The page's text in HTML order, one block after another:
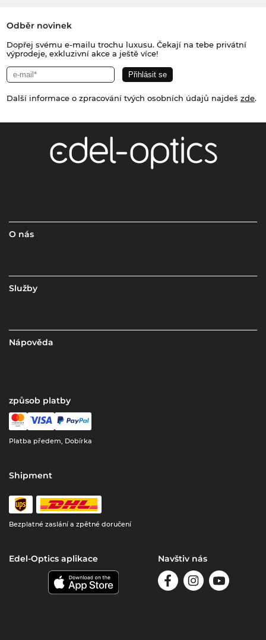
Odběr novinek
Dopřej svému e-mailu trochu luxusu. Čekají na tebe privátní
výprodeje, exkluzivní akce a ještě více!
Další informace o zpracování tvých osobních údajů najdeš zde.
O nás
Služby
Nápověda
způsob platby
Platba předem, Dobírka
Shipment
Bezplatné zaslání a zpětné doručení
Edel-Optics aplikace Navštiv nás